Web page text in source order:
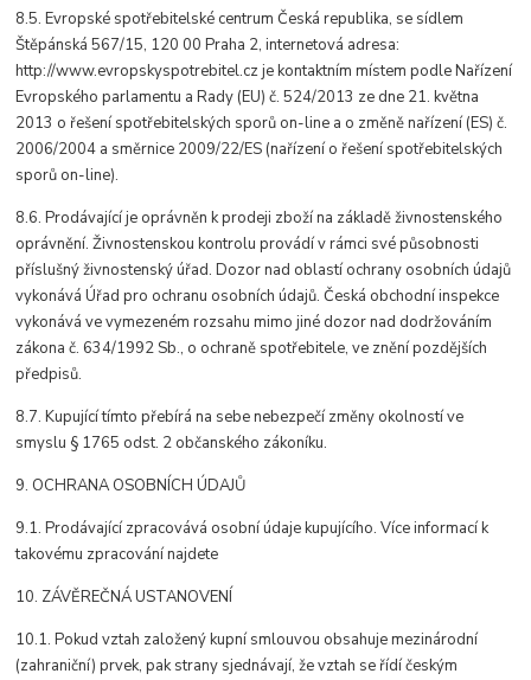
8.5. Evropské spotřebitelské centrum Česká republika, se sídlem
Štěpánská 567/15, 120 00 Praha 2, internetová adresa:
http://www.evropskyspotrebitel.cz je kontaktním místem podle Nařízení
Evropského parlamentu a Rady (EU) č. 524/2013 ze dne 21. května
2013 o řešení spotřebitelských sporů on-line a o změně nařízení (ES) č.
2006/2004 a směrnice 2009/22/ES (nařízení o řešení spotřebitelských
sporů on-line).
8.6. Prodávající je oprávněn k prodeji zboží na základě živnostenského
oprávnění. Živnostenskou kontrolu provádí v rámci své působnosti
příslušný živnostenský úřad. Dozor nad oblastí ochrany osobních údajů
vykonává Úřad pro ochranu osobních údajů. Česká obchodní inspekce
vykonává ve vymezeném rozsahu mimo jiné dozor nad dodržováním
zákona č. 634/1992 Sb., o ochraně spotřebitele, ve znění pozdějších
předpisů.
8.7. Kupující tímto přebírá na sebe nebezpečí změny okolností ve
smyslu § 1765 odst. 2 občanského zákoníku.
9. OCHRANA OSOBNÍCH ÚDAJŮ
9.1. Prodávající zpracovává osobní údaje kupujícího. Více informací k
takovému zpracování najdete
10. ZÁVĚREČNÁ USTANOVENÍ
10.1. Pokud vztah založený kupní smlouvou obsahuje mezinárodní
(zahraniční) prvek, pak strany sjednávají, že vztah se řídí českým